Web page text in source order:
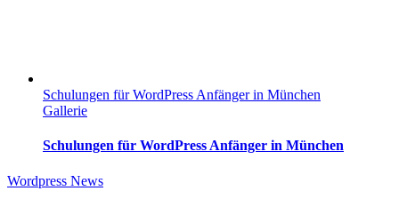
Schulungen für WordPress Anfänger in München
Gallerie
Schulungen für WordPress Anfänger in München
Wordpress News